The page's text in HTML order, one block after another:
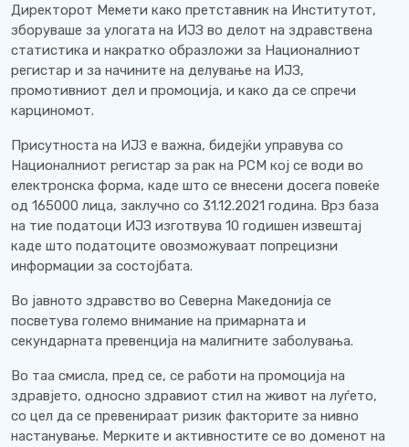
Директорот Мемети како претставник на Институтот,
зборуваше за улогата на ИЈЗ во делот на здравствена
статистика и накратко образложи за Националниот
регистар и за начините на делување на ИЈЗ,
промотивниот дел и промоција, и како да се спречи
карциномот.
Присутноста на ИЈЗ е важна, бидејќи управува со
Националниот регистар за рак на РСМ кој се води во
електронска форма, каде што се внесени досега повеќе
од 165000 лица, заклучно со 31.12.2021 година. Врз база
на тие податоци ИЈЗ изготвува 10 годишен извештај
каде што податоците овозможуваат попрецизни
информации за состојбата.
Во јавното здравство во Северна Македонија се
посветува големо внимание на примарната и
секундарната превенција на малигните заболувања.
Во таа смисла, пред се, се работи на промоција на
здравјето, односно здравиот стил на живот на луѓето,
со цел да се превенираат ризик факторите за нивно
настанување. Мерките и активностите се во доменот на